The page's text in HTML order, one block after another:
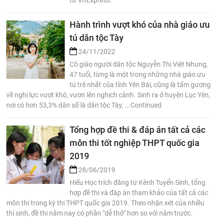
Hành trình vượt khó của nhà giáo ưu
tú dân tộc Tày
24/11/2022
Cô giáo người dân tộc Nguyễn Thị Việt Nhung,
47 tuổi, từng là một trong những nhà giáo ưu
tú trẻ nhất của tỉnh Yên Bái, cũng là tấm gương
về nghị lực vượt khó, vươn lên nghịch cảnh. Sinh ra ở huyện Lục Yên,
nơi có hơn 53,3% dân số là dân tộc Tày, … Continued
Tổng hợp đề thi & đáp án tất cả các
môn thi tốt nghiệp THPT quốc gia
2019
28/06/2019
Hiếu Học trích đăng từ Kênh Tuyển Sinh, tổng
hợp đề thi và đáp án tham khảo của tất cả các
môn thi trong kỳ thi THPT quốc gia 2019. Theo nhận xét của nhiều
thí sinh, đề thi năm nay có phần "dễ thở" hơn so với năm trước.